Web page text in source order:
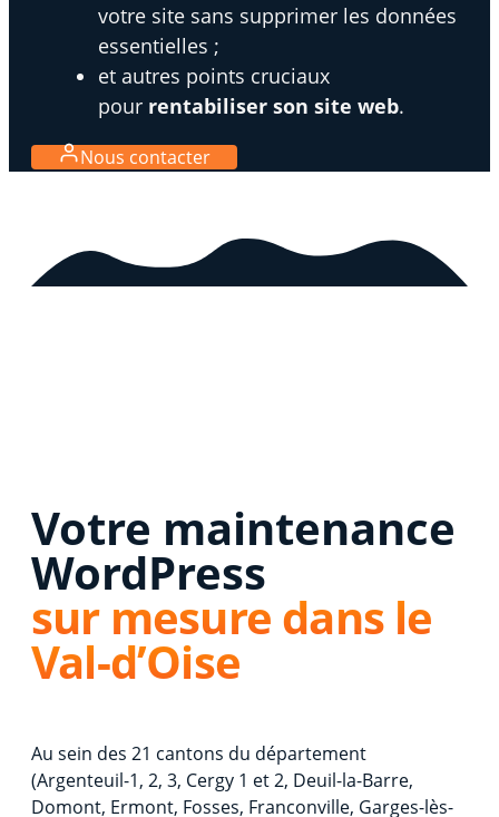
votre site sans supprimer les données
essentielles ;
et autres points cruciaux
pour rentabiliser son site web.
Nous contacter
Votre maintenance
WordPress
sur mesure dans le
Val-d’Oise
Au sein des 21 cantons du département
(Argenteuil-1, 2, 3, Cergy 1 et 2, Deuil-la-Barre,
Domont, Ermont, Fosses, Franconville, Garges-lès-